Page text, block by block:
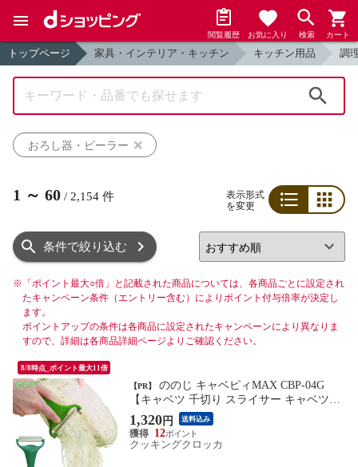
閲覧履歴 お気に入り 検索 カート
トップページ 家具・インテリア・キッチン キッチン用品 調
おろし器・ピーラー
1 ～ 60 / 2,154 件
表示形式
を変更
条件で絞り込む
※ 「ポイント最大○倍」と記載された商品については、各商品ごとに設定され
たキャンペーン条件（エントリー含む）によりポイント付与倍率が決定し
ます。
ポイントアップの条件は各商品に設定されたキャンペーンにより異なりま
すので、詳細は各商品詳細ページよりご確認ください。
8/8時点_ポイント最大11倍
【PR】
【キャベツ 千切り スライサー キャベツピ
ーラー 調理ツール】
1,320円 送料込み
12
クッキングクロッカ